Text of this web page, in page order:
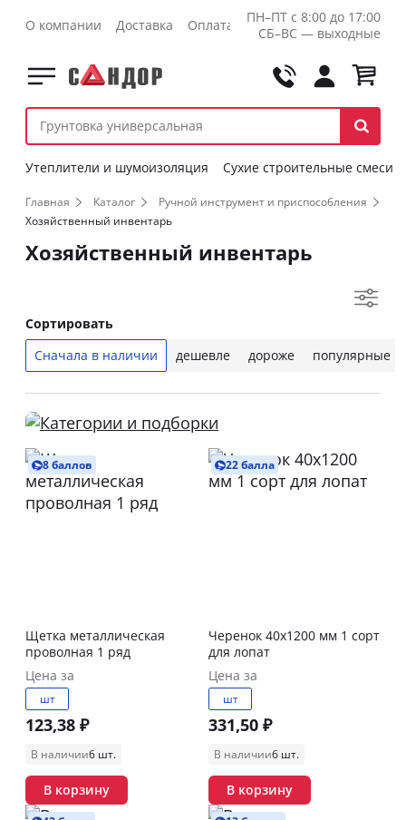
О компании Доставка Оплата Контакты Оптовикам
ПН–ПТ с 8:00 до 17:00
СБ–ВС — выходные
Утеплители и шумоизоляция Сухие строительные смеси
Главная Каталог
Ручной инструмент и приспособления
Хозяйственный инвентарь
Хозяйственный инвентарь
Сортировать
Сначала в наличии
дешевле дороже популярные
8 баллов
Щетка металлическая
проволная 1 ряд
Цена за
шт
123,38 ₽
В наличии6 шт.
В корзину
22 балла
Черенок 40х1200 мм 1 сорт
для лопат
Цена за
шт
331,50 ₽
В наличии6 шт.
В корзину